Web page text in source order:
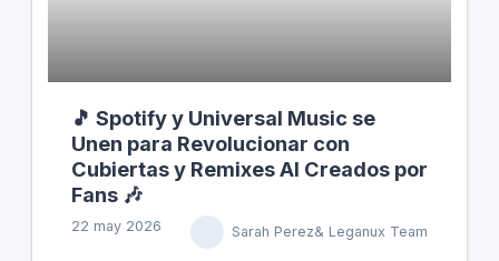
🎵 Spotify y Universal Music se
Unen para Revolucionar con
Cubiertas y Remixes AI Creados por
Fans 🎶
22 may 2026 Sarah Perez& Leganux Team